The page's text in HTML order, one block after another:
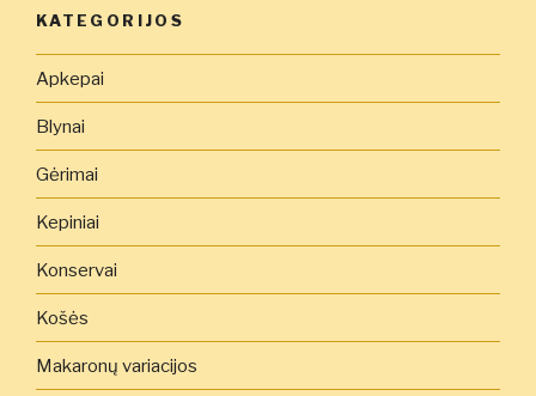
KATEGORIJOS
Apkepai
Blynai
Gėrimai
Kepiniai
Konservai
Košės
Makaronų variacijos